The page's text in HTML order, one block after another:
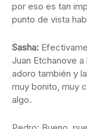
por eso es tan
punto de vista
Sasha:
Juan Etchanove
adoro también y
muy bonito, muy
algo.